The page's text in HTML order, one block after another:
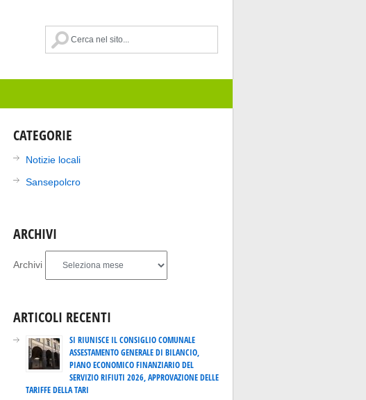
CATEGORIE
Notizie locali
Sansepolcro
ARCHIVI
Archivi
ARTICOLI RECENTI
SI RIUNISCE IL CONSIGLIO COMUNALE
ASSESTAMENTO GENERALE DI BILANCIO,
PIANO ECONOMICO FINANZIARIO DEL
SERVIZIO RIFIUTI 2026, APPROVAZIONE DELLE
TARIFFE DELLA TARI